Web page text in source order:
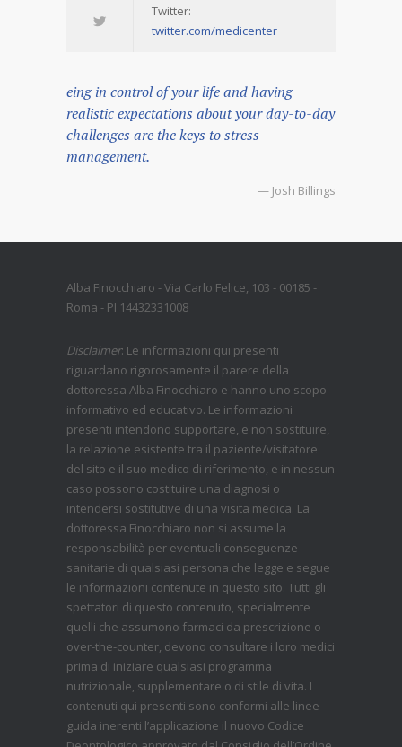
Twitter:
twitter.com/medicenter
eing in control of your life and having
realistic expectations about your day-to-day
challenges are the keys to stress
management.
— Josh Billings
Alba Finocchiaro - Via Carlo Felice, 103 - 00185 -
Roma - PI 14432331008
Disclaimer: Le informazioni qui presenti
riguardano rigorosamente il parere della
dottoressa Alba Finocchiaro e hanno uno scopo
informativo ed educativo. Le informazioni
presenti intendono supportare, e non sostituire,
la relazione esistente tra il paziente/visitatore
del sito e il suo medico di riferimento, e in nessun
caso possono costituire una diagnosi o
intendersi sostitutive di una visita medica. La
dottoressa Finocchiaro non si assume la
responsabilità per eventuali conseguenze
sanitarie di qualsiasi persona che legge e segue
le informazioni contenute in questo sito. Tutti gli
spettatori di questo contenuto, specialmente
quelli che assumono farmaci da prescrizione o
over-the-counter, devono consultare i loro medici
prima di iniziare qualsiasi programma
nutrizionale, supplementare o di stile di vita. I
contenuti qui presenti sono conformi alle linee
guida inerenti l’applicazione il nuovo Codice